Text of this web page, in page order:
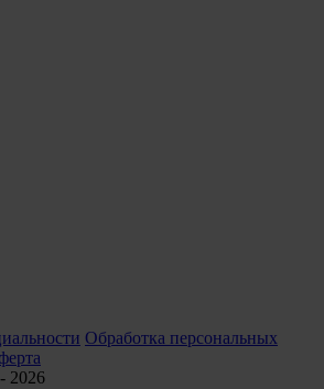
Обработка персональных
2026